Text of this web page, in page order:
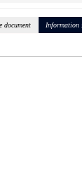
document Information